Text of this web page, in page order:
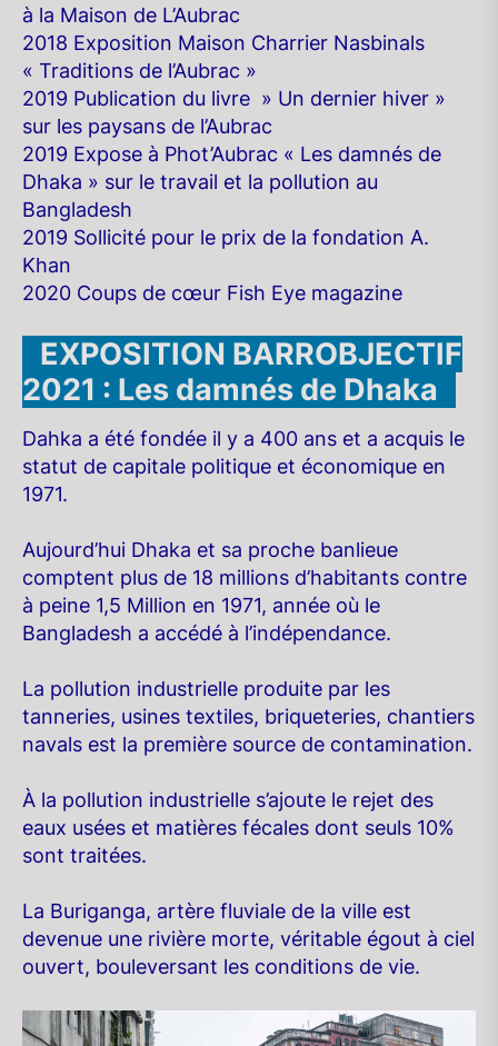
à la Maison de L’Aubrac
2018 Exposition Maison Charrier Nasbinals
« Traditions de l’Aubrac »
2019 Publication du livre » Un dernier hiver »
sur les paysans de l’Aubrac
2019 Expose à Phot’Aubrac « Les damnés de
Dhaka » sur le travail et la pollution au
Bangladesh
2019 Sollicité pour le prix de la fondation A.
Khan
2020 Coups de cœur Fish Eye magazine
EXPOSITION BARROBJECTIF
2021 : Les damnés de Dhaka
Dahka a été fondée il y a 400 ans et a acquis le
statut de capitale politique et économique en
1971.
Aujourd’hui Dhaka et sa proche banlieue
comptent plus de 18 millions d’habitants contre
à peine 1,5 Million en 1971, année où le
Bangladesh a accédé à l’indépendance.
La pollution industrielle produite par les
tanneries, usines textiles, briqueteries, chantiers
navals est la première source de contamination.
À la pollution industrielle s’ajoute le rejet des
eaux usées et matières fécales dont seuls 10%
sont traitées.
La Buriganga, artère fluviale de la ville est
devenue une rivière morte, véritable égout à ciel
ouvert, bouleversant les conditions de vie.